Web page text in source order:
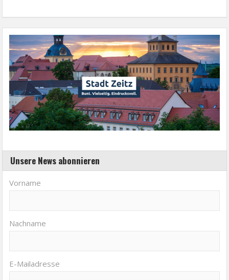
Unsere News abonnieren
Vorname
Nachname
E-Mailadresse